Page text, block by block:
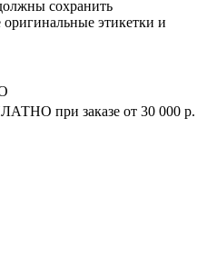
сохранить
этикетки и
при заказе от 30 000 р.